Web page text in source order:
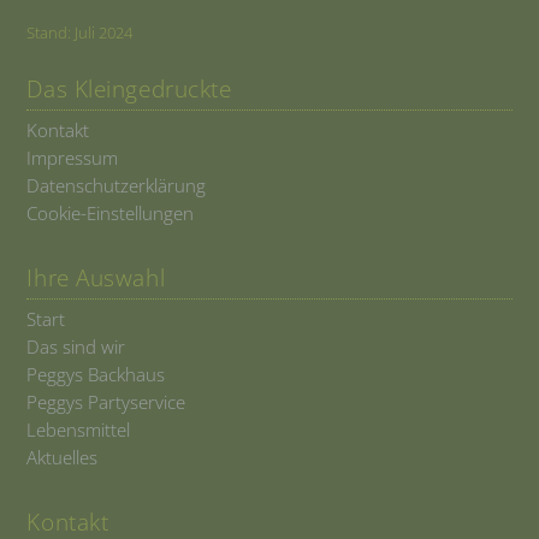
Stand: Juli 2024
Das Kleingedruckte
Kontakt
Impressum
Datenschutzerklärung
Cookie-Einstellungen
Ihre Auswahl
Start
Das sind wir
Peggys Backhaus
Peggys Partyservice
Lebensmittel
Aktuelles
Kontakt
oder jede solche Vorgangsreihe im
Organisation, das Ordnen, die Speicherung,
die Anpassung oder Veränderung, das
Auslesen, das Abfragen, die Verwendung, die
oder eine andere Form der Bereitstellung, den
Abgleich oder die Verknüpfung, die
Vernichtung.
d) Einschränkung der Verarbeitung
Einschränkung der Verarbeitung ist die
Daten mit dem Ziel, ihre künftige Verarbeitung